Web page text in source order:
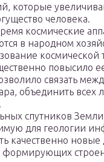
которые
человека.
космические
в народном
космической
повысило
связать
объединить всех
спутников
для геологии
качественно
формирующих